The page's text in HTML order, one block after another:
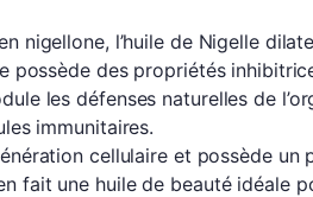
nigellone, l’huile de Nigelle
des propriétés
les défenses naturelles de
immunitaires.
cellulaire et possède
fait une huile de beauté idéale